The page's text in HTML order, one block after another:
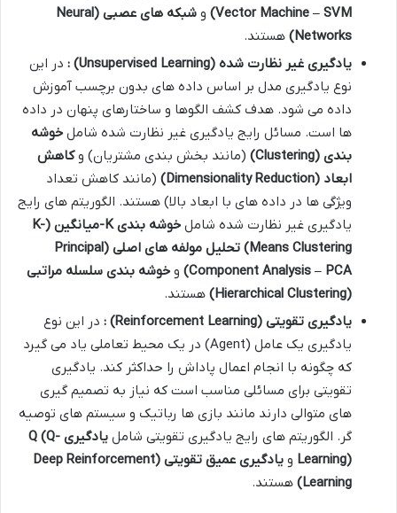
Vector Machine – SVM) و شبکه های عصبی (Neural
Networks) هستند.
یادگیری غیر نظارت شده (Unsupervised Learning)
: در این
نوع یادگیری مدل بر اساس داده های بدون برچسب آموزش
داده می شود. هدف کشف الگوها و ساختارهای پنهان در داده
ها است. مسائل رایج یادگیری غیر نظارت شده شامل خوشه
بندی (Clustering) (مانند بخش بندی مشتریان) وکاهش
ابعاد (Dimensionality Reduction)
(مانند کاهش تعداد
ویژگی ها در داده های با ابعاد بالا) هستند. الگوریتم های رایج
یادگیری غیر نظارت شده شامل خوشه بندیK- میانگین (K-
Means Clustering) تحلیل مولفه های اصلی (Principal
Component Analysis – PCA) و خوشه بندی سلسله مراتبی
(Hierarchical Clustering)
هستند.
یادگیری تقویتی (Reinforcement Learning)
: در این نوع
یادگیری یک عامل (Agent) در یک محیط تعاملی یاد می گیرد
که چگونه با انجام اعمال پاداش را حداکثر کند. یادگیری
تقویتی برای مسائلی مناسب است که نیاز به تصمیم گیری
های متوالی دارند مانند بازی ها رباتیک و سیستم های توصیه
گر. الگوریتم های رایج یادگیری تقویتی شامل یادگیری Q (Q-
Learning) و یادگیری عمیق تقویتی (Deep Reinforcement
Learning) هستند.